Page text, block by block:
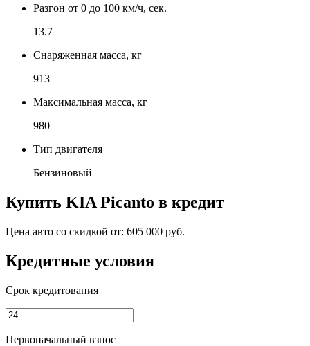
Разгон от 0 до 100 км/ч, сек.
13.7
Снаряженная масса, кг
913
Максимальная масса, кг
980
Тип двигателя
Бензиновый
Купить KIA Picanto в кредит
Цена авто со скидкой от: 605 000 руб.
Кредитные условия
Срок кредитования
Первоначальный взнос